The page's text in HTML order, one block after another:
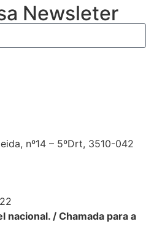
Newsleter
nº14 – 5ºDrt, 3510-042
nacional. / Chamada para a